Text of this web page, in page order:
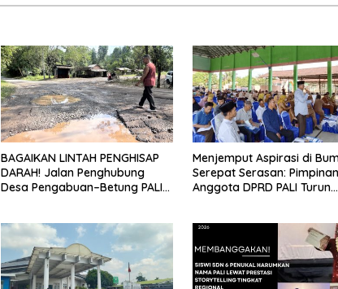
BAGAIKAN LINTAH PENGHISAP
DARAH! Jalan Penghubung
Desa Pengabuan–Betung PALI
Menjemput Aspirasi di
Serepat Serasan:
Anggota DPRD PALI Turun
2 Tahun 2026